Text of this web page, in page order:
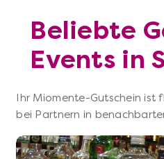
Beliebte
Events in
Ihr Miomente-Gutschein ist
bei Partnern in